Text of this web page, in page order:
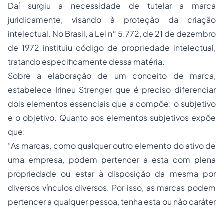
Daí surgiu a necessidade de tutelar a marca
juridicamente, visando à proteção da criação
intelectual. No Brasil, a Lei n° 5.772, de 21 de dezembro
de 1972 instituiu código de propriedade intelectual,
tratando especificamente dessa matéria.
Sobre a elaboração de um conceito de marca,
estabelece Irineu Strenger que é preciso diferenciar
dois elementos essenciais que a compõe: o subjetivo
e o objetivo. Quanto aos elementos subjetivos expõe
que:
“As marcas, como qualquer outro elemento do ativo de
uma empresa, podem pertencer a esta com plena
propriedade ou estar à disposição da mesma por
diversos vínculos diversos. Por isso, as marcas podem
pertencer a qualquer pessoa, tenha esta ou não caráter